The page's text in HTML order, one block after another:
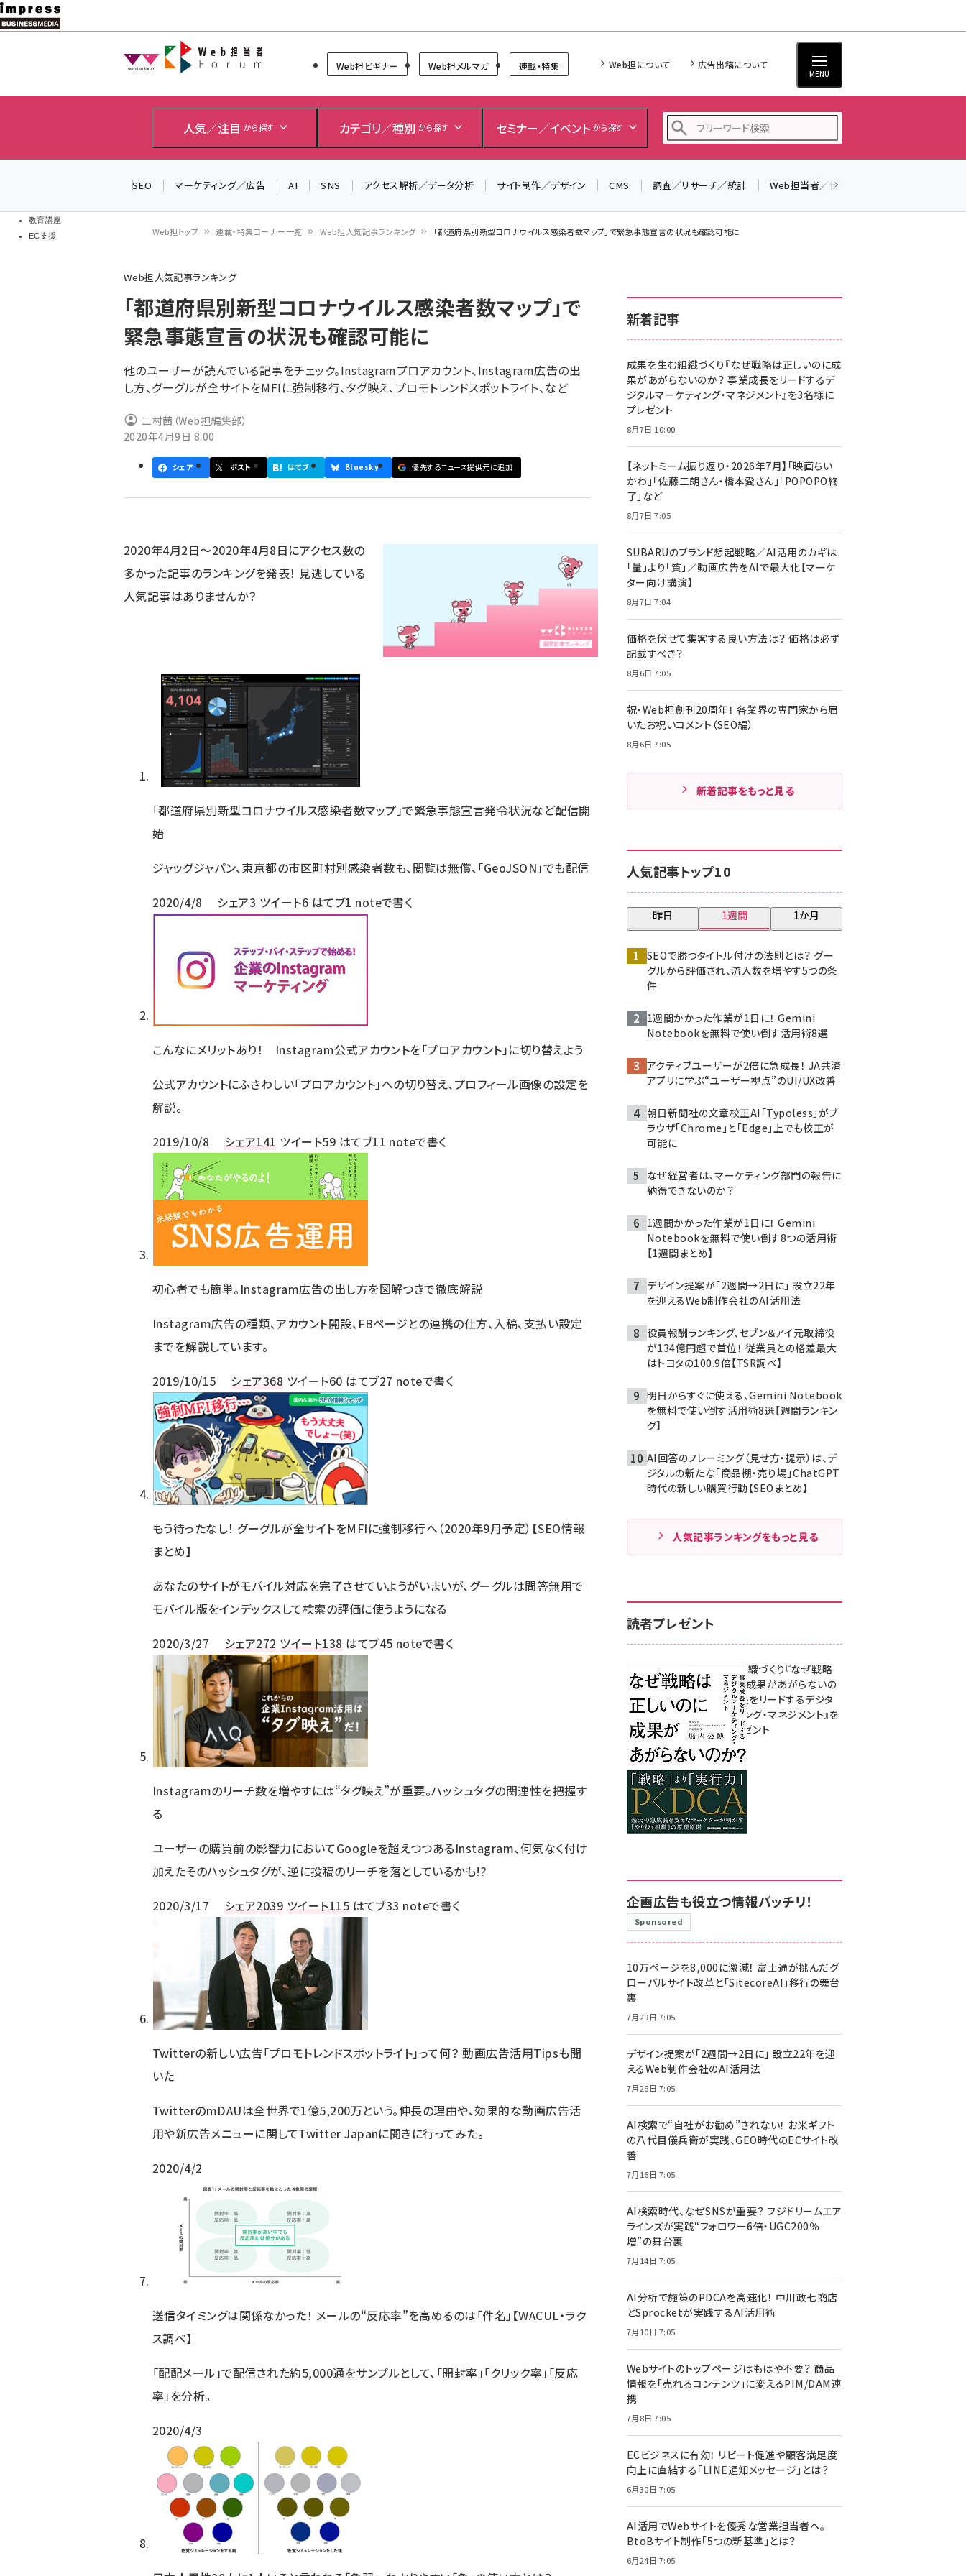
メ
イ
教育講座
EC支援
Web担当者Forum
Web担ビギナー Web担メルマガ 連載・特集 Web担について 広告出稿について
MENU
人気／注目 から探す カテゴリ／種別 から探す セミナー／イベント から探す
z世代 (1623)
meo (1277)
llmo (1166)
SEO マーケティング／広告 AI SNS アクセス解析／データ分析 サイト制作／デザイン CMS 調査／リサーチ／統計 Web担当者／仕事
ン
く
ず
Web担トップ 連載・特集コーナー一覧 Web担人気記事ランキング 「都道府県別新型コロナウイルス感染者数マップ」で緊急事態宣言の状況も確認可能に
Web担人気記事ランキング
「都道府県別新型コロナウイルス感染者数マップ」で
緊急事態宣言の状況も確認可能に
他のユーザーが読んでいる記事をチェック。Instagramプロアカウント、Instagram広告の出
し方、グーグルが全サイトをMFIに強制移行、タグ映え、プロモトレンドスポットライト、など
二村茜（Web担編集部）
2020年4月9日 8:00
シェア ポスト はてブ Bluesky 優先するニュース提供元に追加
2020年4月2日～2020年4月8日にアクセス数の
多かった記事のランキングを発表！ 見逃している
人気記事はありませんか？
「都道府県別新型コロナウイルス感染者数マップ」で緊急事態宣言発令状況など配信開
始
ジャッグジャパン、東京都の市区町村別感染者数も、閲覧は無償、「GeoJSON」でも配信
2020/4/8
シェア3 ツイート6 はてブ1 noteで書く
こんなにメリットあり！ Instagram公式アカウントを「プロアカウント」に切り替えよう
公式アカウントにふさわしい「プロアカウント」への切り替え、プロフィール画像の設定を
解説。
2019/10/8
シェア141 ツイート59 はてブ11 noteで書く
初心者でも簡単。Instagram広告の出し方を図解つきで徹底解説
Instagram広告の種類、アカウント開設、FBページとの連携の仕方、入稿、支払い設定
までを解説しています。
2019/10/15
シェア368 ツイート60 はてブ27 noteで書く
もう待ったなし！ グーグルが全サイトをMFIに強制移行へ（2020年9月予定）【SEO情報
まとめ】
あなたのサイトがモバイル対応を完了させていようがいまいが、グーグルは問答無用で
モバイル版をインデックスして検索の評価に使うようになる
2020/3/27
シェア272 ツイート138 はてブ45 noteで書く
Instagramのリーチ数を増やすには“タグ映え”が重要。ハッシュタグの関連性を把握す
る
ユーザーの購買前の影響力においてGoogleを超えつつあるInstagram、何気なく付け
加えたそのハッシュタグが、逆に投稿のリーチを落としているかも!?
2020/3/17
シェア2039 ツイート115 はてブ33 noteで書く
Twitterの新しい広告「プロモトレンドスポットライト」って何？ 動画広告活用Tipsも聞
いた
TwitterのmDAUは全世界で1億5,200万という。伸長の理由や、効果的な動画広告活
用や新広告メニューに関してTwitter Japanに聞きに行ってみた。
2020/4/2
送信タイミングは関係なかった！ メールの“反応率”を高めるのは「件名」【WACUL・ラク
ス調べ】
「配配メール」で配信された約5,000通をサンプルとして、「開封率」「クリック率」「反応
率」を分析。
2020/4/3
新着記事
成果を生む組織づくり『なぜ戦略は正しいのに成
果があがらないのか？ 事業成長をリードするデ
ジタルマーケティング・マネジメント』を3名様に
プレゼント
8月7日 10:00
【ネットミーム振り返り・2026年7月】「映画ちい
かわ」「佐藤二朗さん・橋本愛さん」「POPOPO終
了」など
8月7日 7:05
SUBARUのブランド想起戦略／AI活用のカギは
「量」より「質」／動画広告をAIで最大化【マーケ
ター向け講演】
8月7日 7:04
価格を伏せて集客する良い方法は？ 価格は必ず
記載すべき？
8月6日 7:05
祝・Web担創刊20周年！ 各業界の専門家から届
いたお祝いコメント（SEO編）
8月6日 7:05
新着記事をもっと見る
人気記事トップ10
昨日 1週間 1か月
SEOで勝つタイトル付けの法則とは？ グー
グルから評価され、流入数を増やす5つの条
件
1週間かかった作業が1日に！ Gemini
Notebookを無料で使い倒す活用術8選
アクティブユーザーが2倍に急成長！ JA共済
アプリに学ぶ“ユーザー視点”のUI/UX改善
朝日新聞社の文章校正AI「Typoless」がブ
ラウザ「Chrome」と「Edge」上でも校正が
可能に
なぜ経営者は、マーケティング部門の報告に
納得できないのか？
1週間かかった作業が1日に！ Gemini
Notebookを無料で使い倒す8つの活用術
【1週間まとめ】
デザイン提案が「2週間→2日に」 設立22年
を迎えるWeb制作会社のAI活用法
役員報酬ランキング、セブン＆アイ元取締役
が134億円超で首位！ 従業員との格差最大
はトヨタの100.9倍【TSR調べ】
明日からすぐに使える、Gemini Notebook
を無料で使い倒す活用術8選【週間ランキン
グ】
AI回答のフレーミング（見せ方・提示）は、デ
ジタルの新たな「商品棚・売り場」――ChatGPT
時代の新しい購買行動【SEOまとめ】
人気記事ランキングをもっと見る
読者プレゼント
成果を生む組織づくり『なぜ戦略
は正しいのに成果があがらないの
か？ 事業成長をリードするデジタ
ルマーケティング・マネジメント』を
3名様にプレゼント
8月7日 10:00
企画広告も役立つ情報バッチリ！
Sponsored
10万ページを8,000に激減！ 富士通が挑んだグ
ローバルサイト改革と「SitecoreAI」移行の舞台
裏
7月29日 7:05
デザイン提案が「2週間→2日に」 設立22年を迎
えるWeb制作会社のAI活用法
7月28日 7:05
AI検索で“自社がお勧め”されない！ お米ギフト
の八代目儀兵衛が実践、GEO時代のECサイト改
善
7月16日 7:05
AI検索時代、なぜSNSが重要？ フジドリームエア
ラインズが実践“フォロワー6倍・UGC200％
増”の舞台裏
7月14日 7:05
AI分析で施策のPDCAを高速化！ 中川政七商店
とSprocketが実践するAI活用術
7月10日 7:05
Webサイトのトップページはもはや不要？ 商品
情報を「売れるコンテンツ」に変えるPIM/DAM連
携
7月8日 7:05
ECビジネスに有効！ リピート促進や顧客満足度
向上に直結する「LINE通知メッセージ」とは？
6月30日 7:05
AI活用でWebサイトを優秀な営業担当者へ。
BtoBサイト制作「5つの新基準」とは？
6月24日 7:05
＼ 8月27日開催、申し込み受付中！ ／
2026」開催！
▼申し込みはこちらから▼